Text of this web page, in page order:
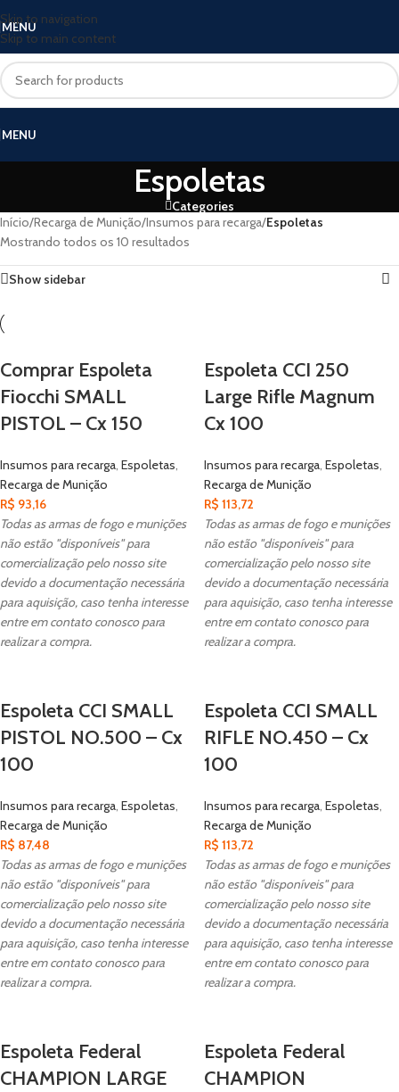
Skip to navigation
Skip to main content
MENU
MENU
Espoletas
Categories
Início/Recarga de Munição/Insumos para recarga/Espoletas
Mostrando todos os 10 resultados
Show sidebar
Comprar Espoleta
Fiocchi SMALL
PISTOL – Cx 150
Insumos para recarga, Espoletas,
Recarga de Munição
R$ 93,16
Todas as armas de fogo e munições
não estão "disponíveis" para
comercialização pelo nosso site
devido a documentação necessária
para aquisição, caso tenha interesse
entre em contato conosco para
realizar a compra.
Espoleta CCI 250
Large Rifle Magnum
Cx 100
Insumos para recarga, Espoletas,
Recarga de Munição
R$ 113,72
Todas as armas de fogo e munições
não estão "disponíveis" para
comercialização pelo nosso site
devido a documentação necessária
para aquisição, caso tenha interesse
entre em contato conosco para
realizar a compra.
Espoleta CCI SMALL
PISTOL NO.500 – Cx
100
Insumos para recarga, Espoletas,
Recarga de Munição
R$ 87,48
Todas as armas de fogo e munições
não estão "disponíveis" para
comercialização pelo nosso site
devido a documentação necessária
para aquisição, caso tenha interesse
entre em contato conosco para
realizar a compra.
Espoleta CCI SMALL
RIFLE NO.450 – Cx
100
Insumos para recarga, Espoletas,
Recarga de Munição
R$ 113,72
Todas as armas de fogo e munições
não estão "disponíveis" para
comercialização pelo nosso site
devido a documentação necessária
para aquisição, caso tenha interesse
entre em contato conosco para
realizar a compra.
Espoleta Federal
CHAMPION LARGE
Espoleta Federal
CHAMPION